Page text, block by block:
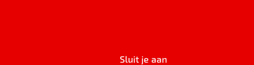
Sluit je aan